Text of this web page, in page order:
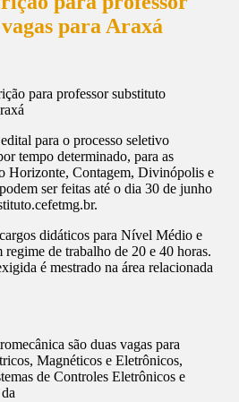
para Araxá
para o processo seletivo
tempo determinado, para as
Horizonte, Contagem, Divinópolis e
ser feitas até o dia 30 de junho
didáticos para Nível Médio e
de trabalho de 20 e 40 horas.
é mestrado na área relacionada
são duas vagas para
Magnéticos e Eletrônicos,
de Controles Eletrônicos e